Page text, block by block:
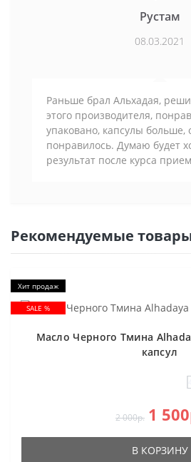
Рустам
08.03.2021
Раньше брал Альхадая,
этого производителя,
упаковано, капсулы больше,
понравилось. Думаю будет
результат после курса
Рекомендуемые
Хит продаж
SALE %
Масло Черного Тмина
капсул
2 000р. 1
В КОРЗИНУ